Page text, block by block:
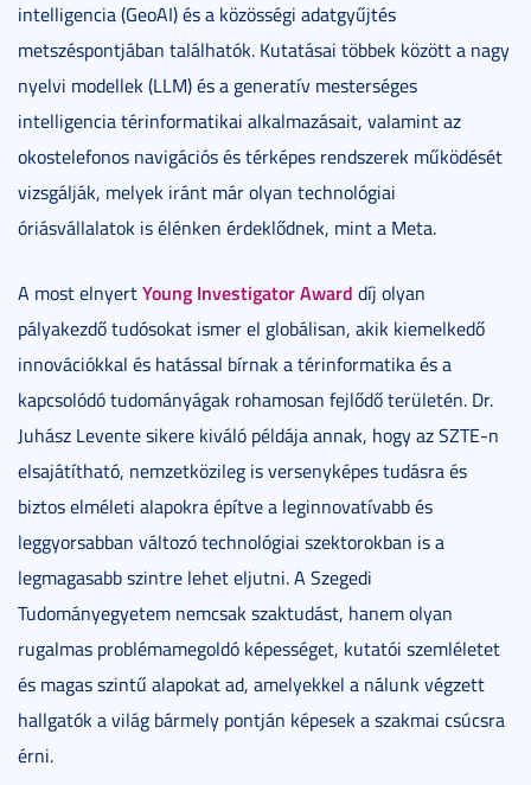
intelligencia (GeoAI) és a közösségi adatgyűjtés
metszéspontjában találhatók. Kutatásai többek között a nagy
nyelvi modellek (LLM) és a generatív mesterséges
intelligencia térinformatikai alkalmazásait, valamint az
okostelefonos navigációs és térképes rendszerek működését
vizsgálják, melyek iránt már olyan technológiai
óriásvállalatok is élénken érdeklődnek, mint a Meta.
A most elnyertYoung Investigator Award díj olyan
pályakezdő tudósokat ismer el globálisan, akik kiemelkedő
innovációkkal és hatással bírnak a térinformatika és a
kapcsolódó tudományágak rohamosan fejlődő területén. Dr.
Juhász Levente sikere kiváló példája annak, hogy az SZTE-n
elsajátítható, nemzetközileg is versenyképes tudásra és
biztos elméleti alapokra építve a leginnovatívabb és
leggyorsabban változó technológiai szektorokban is a
legmagasabb szintre lehet eljutni. A Szegedi
Tudományegyetem nemcsak szaktudást, hanem olyan
rugalmas problémamegoldó képességet, kutatói szemléletet
és magas szintű alapokat ad, amelyekkel a nálunk végzett
hallgatók a világ bármely pontján képesek a szakmai csúcsra
érni.